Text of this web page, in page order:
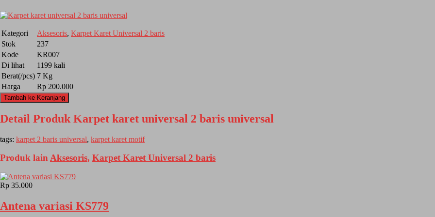
Kategori Aksesoris, Karpet Karet Universal 2 baris
Stok
237
Kode
KR007
Di lihat
1199 kali
Berat(/pcs) 7 Kg
Harga
Rp 200.000
Tambah ke Keranjang
Detail Produk Karpet karet universal 2 baris universal
tags: karpet 2 baris universal, karpet karet motif
Produk lainAksesoris, Karpet Karet Universal 2 baris
Rp 35.000
Antena variasi KS779